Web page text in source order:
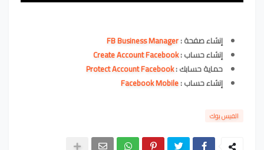
إنشاء صفحة :FB Business Manager
إنشاء حساب :Create Account Facebook
حماية حسابك :Protect Account Facebook
إنشاء حساب :Facebook Mobile
الفيس بوك